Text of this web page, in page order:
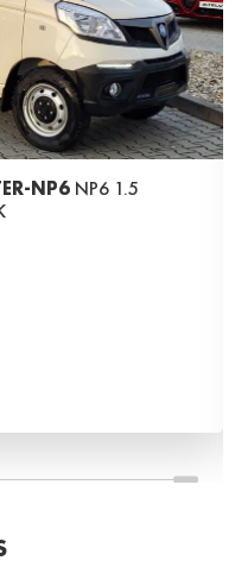
NP6 NP6 1.5